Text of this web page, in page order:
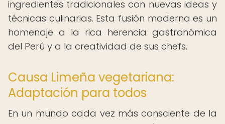
ingredientes tradicionales con nuevas ideas y
técnicas culinarias. Esta fusión moderna es un
homenaje a la rica herencia gastronómica
del Perú y a la creatividad de sus chefs.
Causa Limeña vegetariana:
Adaptación para todos
En un mundo cada vez más consciente de la